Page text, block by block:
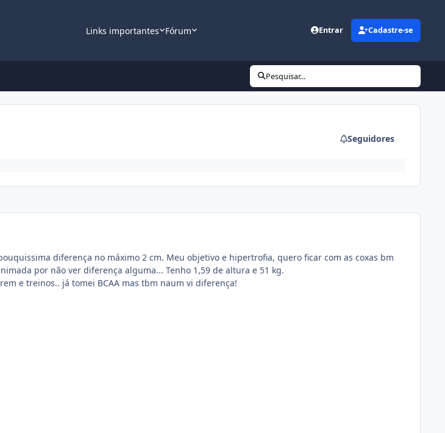
Links importantes Fórum Entrar Cadastre-se
Pesquisar...
Seguidores
diferença no máximo 2 cm. Meu objetivo e hipertrofia, quero ficar com as coxas bm
por não ver diferença alguma... Tenho 1,59 de altura e 51 kg.
e treinos.. já tomei BCAA mas tbm naum vi diferença!